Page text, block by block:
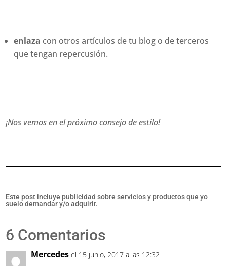
enlaza con otros artículos de tu blog o de terceros
que tengan repercusión.
¡Nos vemos en el próximo consejo de estilo!
Este post incluye publicidad sobre servicios y productos que yo
suelo demandar y/o adquirir.
6 Comentarios
Mercedes el 15 junio, 2017 a las 12:32